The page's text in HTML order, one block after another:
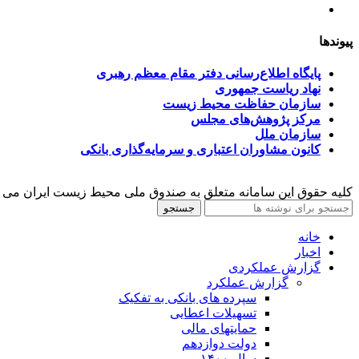
پیوندها
پایگاه اطلاع‌رسانی دفتر مقام معظم رهبری
نهاد ریاست جمهوری
سازمان حفاظت محیط زیست
مرکز پژوهش‌های مجلس
سازمان ملل
کانون مشاوران اعتباری و سرمایه‌گذاری بانکی
کلیه حقوق این سامانه متعلق به صندوق ملی محیط زیست ایران می
جستجو
خانه
اخبار
گزارش عملکردی
گزارش عملکرد
سپرده های بانکی به تفکیک
تسهیلات اعطایی
حمایتهای مالی
دولت دوازدهم